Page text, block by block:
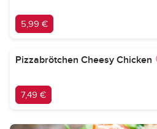
5,99 €
Pizzabrötchen Cheesy Chicken
7,49 €